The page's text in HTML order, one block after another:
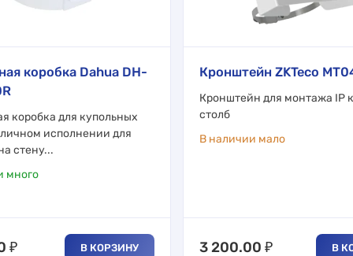
коробка Dahua DH-
коробка для купольных
исполнении для
стену...
много
₽ В КОРЗИНУ
Кронштейн ZKTeco
Кронштейн для монтажа IP
столб
В наличии мало
3 200.00 ₽ В